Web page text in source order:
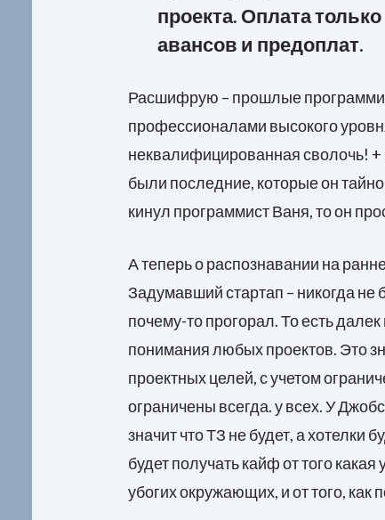
проекта. Оплата
авансов и предоплат.
Расшифрую – прошлые
профессионалами высокого
неквалифицированная сволочь! +
были последние, которые он
кинул программист Ваня, то он
А теперь о распознавании на
Задумавший стартап – никогда
почему-то прогорал. То есть
понимания любых проектов. Это
проектных целей, с учетом
ограничены всегда. у всех. У
значит что ТЗ не будет, а хотелки
будет получать кайф от того
убогих окружающих, и от того, как